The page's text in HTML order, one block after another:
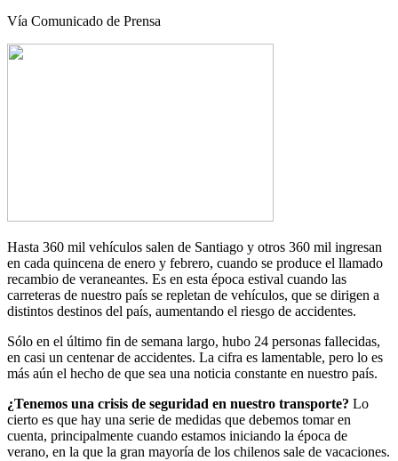
Vía Comunicado de Prensa
Hasta 360 mil vehículos salen de Santiago y otros 360 mil ingresan
en cada quincena de enero y febrero, cuando se produce el llamado
recambio de veraneantes. Es en esta época estival cuando las
carreteras de nuestro país se repletan de vehículos, que se dirigen a
distintos destinos del país, aumentando el riesgo de accidentes.
Sólo en el último fin de semana largo, hubo 24 personas fallecidas,
en casi un centenar de accidentes. La cifra es lamentable, pero lo es
más aún el hecho de que sea una noticia constante en nuestro país.
¿Tenemos una crisis de seguridad en nuestro transporte? Lo
cierto es que hay una serie de medidas que debemos tomar en
cuenta, principalmente cuando estamos iniciando la época de
verano, en la que la gran mayoría de los chilenos sale de vacaciones.